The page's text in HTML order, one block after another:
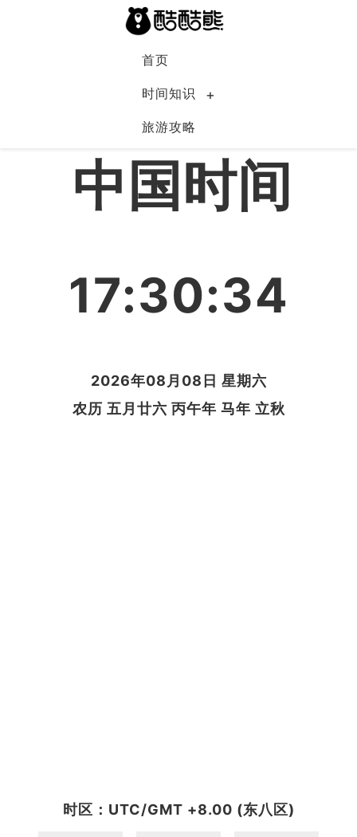
首页
时间知识
旅游攻略
中国
中国时间
17:30:34
2026年08月08日 星期六
农历 五月廿六 丙午年 马年 立秋
时区：UTC/GMT +8.00 (东八区)